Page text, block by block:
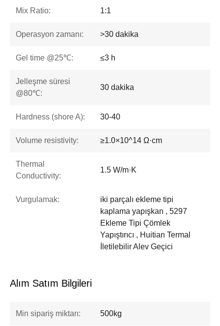
Mix Ratio: 1:1
Operasyon zamanı: >30 dakika
Gel time @25℃: ≤3 h
Jelleşme süresi
@80℃:
30 dakika
Hardness (shore A): 30-40
Volume resistivity: ≥1.0×10^14 Ω·cm
Thermal
Conductivity:
1.5 W/m·K
Vurgulamak:
iki parçalı ekleme tipi
kaplama yapışkan , 5297
Ekleme Tipi Çömlek
Yapıştırıcı , Huitian Termal
İletilebilir Alev Geçici
Alım Satım Bilgileri
Min sipariş miktarı: 500kg